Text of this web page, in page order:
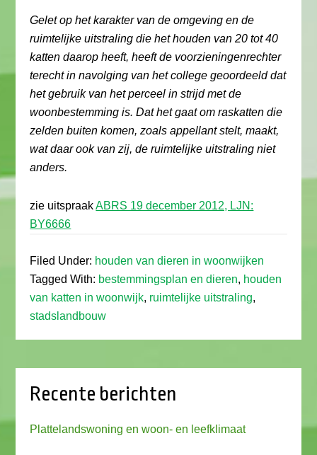
Gelet op het karakter van de omgeving en de
ruimtelijke uitstraling die het houden van 20 tot 40
katten daarop heeft, heeft de voorzieningenrechter
terecht in navolging van het college geoordeeld dat
het gebruik van het perceel in strijd met de
woonbestemming is. Dat het gaat om raskatten die
zelden buiten komen, zoals appellant stelt, maakt,
wat daar ook van zij, de ruimtelijke uitstraling niet
anders.
zie uitspraakABRS 19 december 2012, LJN:
BY6666
Filed Under: houden van dieren in woonwijken
Tagged With: bestemmingsplan en dieren, houden
van katten in woonwijk, ruimtelijke uitstraling,
stadslandbouw
Recente berichten
Plattelandswoning en woon- en leefklimaat